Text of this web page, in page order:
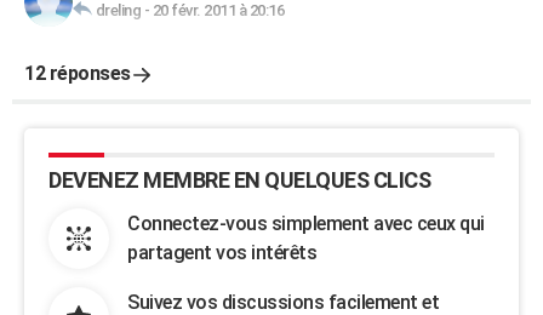
dreling - 20 févr. 2011 à 20:16
12 réponses
DEVENEZ MEMBRE EN QUELQUES CLICS
Connectez-vous simplement avec ceux qui
partagent vos intérêts
Suivez vos discussions facilement et